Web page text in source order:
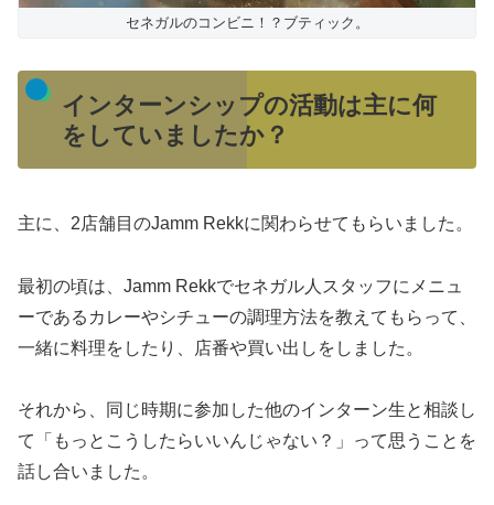
セネガルのコンビニ！？ブティック。
インターンシップの活動は主に何
をしていましたか？
主に、2店舗目のJamm Rekkに関わらせてもらいました。
最初の頃は、Jamm Rekkでセネガル人スタッフにメニュ
ーであるカレーやシチューの調理方法を教えてもらって、
一緒に料理をしたり、店番や買い出しをしました。
それから、同じ時期に参加した他のインターン生と相談し
て「もっとこうしたらいいんじゃない？」って思うことを
話し合いました。